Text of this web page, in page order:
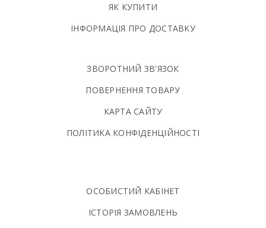
ЯК КУПИТИ
ІНФОРМАЦІЯ ПРО ДОСТАВКУ
ЗВОРОТНИЙ ЗВ'ЯЗОК
ПОВЕРНЕННЯ ТОВАРУ
КАРТА САЙТУ
ПОЛIТИКА КОНФIДЕНЦIЙНОСТI
ОСОБИСТИЙ КАБІНЕТ
ІСТОРІЯ ЗАМОВЛЕНЬ